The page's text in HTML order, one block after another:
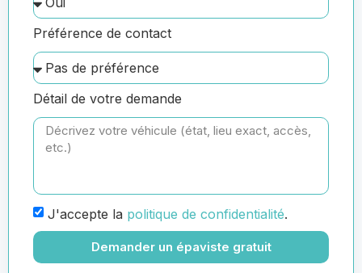
Préférence de contact
Détail de votre demande
J'accepte la politique de confidentialité.
Demander un épaviste gratuit